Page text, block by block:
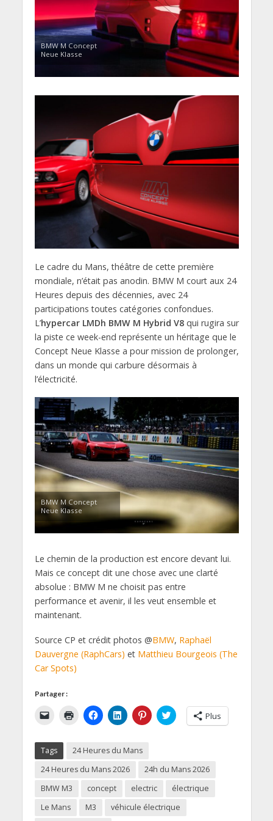
BMW M Concept
Neue Klasse
Le cadre du Mans, théâtre de cette première
mondiale, n’était pas anodin. BMW M court aux 24
Heures depuis des décennies, avec 24
participations toutes catégories confondues.
L’hypercar LMDh BMW M Hybrid V8 qui rugira sur
la piste ce week-end représente un héritage que le
Concept Neue Klasse a pour mission de prolonger,
dans un monde qui carbure désormais à
l’électricité.
BMW M Concept
Neue Klasse
Le chemin de la production est encore devant lui.
Mais ce concept dit une chose avec une clarté
absolue : BMW M ne choisit pas entre
performance et avenir, il les veut ensemble et
maintenant.
Source CP et crédit photos @BMW, Raphaël
Dauvergne (RaphCars) et Matthieu Bourgeois (The
Car Spots)
Partager :
u
e
r
p
u
r
n
e
p
C
l
e
p
u
r
C
l
e
p
a
C
l
p
u
r
a
C
l
p
u
r
a
Plus
Tags
24 Heures du Mans
24 Heures du Mans 2026
24h du Mans 2026
BMW M3
concept electric
électrique
Le Mans
M3
véhicule électrique